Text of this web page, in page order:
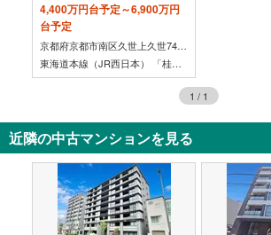
4,400万円台予定～6,900万円
台予定
京都府京都市南区久世上久世745-1（地番）
東海道本線（JR西日本） 「桂川」駅 徒歩9分 （東出入口）
1 / 1
近隣の中古マンションを見る